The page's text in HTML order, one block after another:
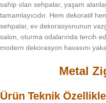
sahip olan sehpalar, yaşam
tamamlayıcıdır. Hem dekoratif
sehpalar, ev dekorasyonunun
salon, oturma odalarında tercih
modern dekorasyon havasını
Metal
Ürün Teknik